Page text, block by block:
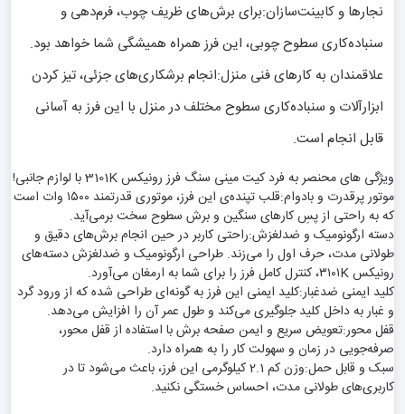
نجارها و کابینت‌سازان:برای برش‌های ظریف چوب، فرم‌دهی و
سنباده‌کاری سطوح چوبی، این فرز همراه همیشگی شما خواهد بود.
علاقمندان به کارهای فنی منزل:انجام برشکاری‌های جزئی، تیز کردن
ابزارآلات و سنباده‌کاری سطوح مختلف در منزل با این فرز به آسانی
قابل انجام است.
ویژگی های محنصر به فرد کیت مینی سنگ فرز رونیکس 3101K با لوازم جانبی!
موتور پرقدرت و بادوام:قلب تپنده‌ی این فرز، موتوری قدرتمند ۱۵۰۰ وات است
که به راحتی از پسِ کارهای سنگین و برش سطوح سخت برمی‌آید.
دسته ارگونومیک و ضدلغزش:راحتی کاربر در حین انجام برش‌های دقیق و
طولانی مدت، حرف اول را می‌زند. طراحی ارگونومیک و ضدلغزش دسته‌های
رونیکس ۳۱۰۱K، کنترل کامل فرز را برای شما به ارمغان می‌آورد.
کلید ایمنی ضدغبار:کلید ایمنی این فرز به گونه‌ای طراحی شده که از ورود گرد
و غبار به داخل کلید جلوگیری می‌کند و طول عمر آن را افزایش می‌دهد.
قفل محور:تعویض سریع و ایمن صفحه برش با استفاده از قفل محور،
صرفه‌جویی در زمان و سهولت کار را به همراه دارد.
سبک و قابل حمل:وزن کم 2.1 کیلوگرمی این فرز، باعث می‌شود تا در
کاربری‌های طولانی مدت، احساس خستگی نکنید.